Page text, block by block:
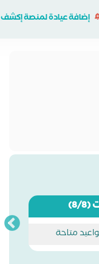
إضافة عيادة لمنصة إكشف
(8/8)
متاحة